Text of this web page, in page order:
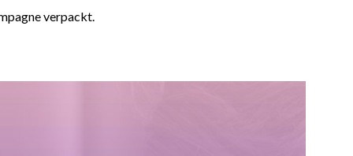
verpackt.